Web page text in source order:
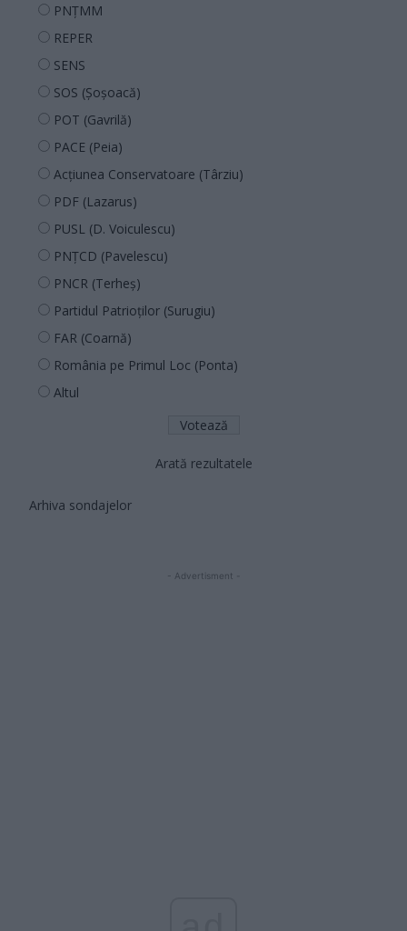
PNȚMM
REPER
SENS
SOS (Șoșoacă)
POT (Gavrilă)
PACE (Peia)
Acțiunea Conservatoare (Târziu)
PDF (Lazarus)
PUSL (D. Voiculescu)
PNȚCD (Pavelescu)
PNCR (Terheș)
Partidul Patrioților (Surugiu)
FAR (Coarnă)
România pe Primul Loc (Ponta)
Altul
Arată rezultatele
Arhiva sondajelor
- Advertisment -